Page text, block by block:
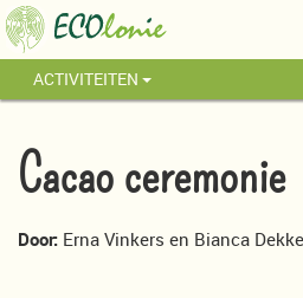
ACTIVITEITEN
Cacao ceremonie
Door: Erna Vinkers en Bianca